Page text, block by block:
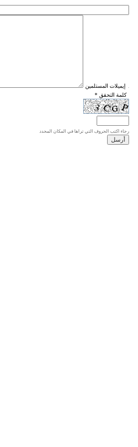
* إيميلات المستلمين اكتبوا كل إيميل في سطر واحد، والحد الأقصى للإيميلات هو 20 إيميلا.
* كلمة التحقق
رجاء اكتب الحروف التي تراها في المكان المحدد